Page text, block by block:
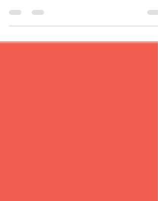
atração da CASA DA MÚSICA NA SUA
CASA